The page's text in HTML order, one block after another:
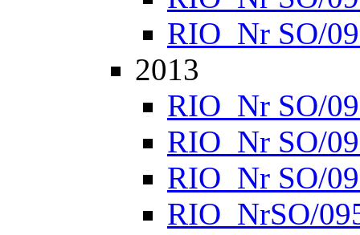
RIO_Nr SO/
2013
RIO_Nr SO/
RIO_Nr SO/
RIO_Nr SO/
RIO_NrSO/